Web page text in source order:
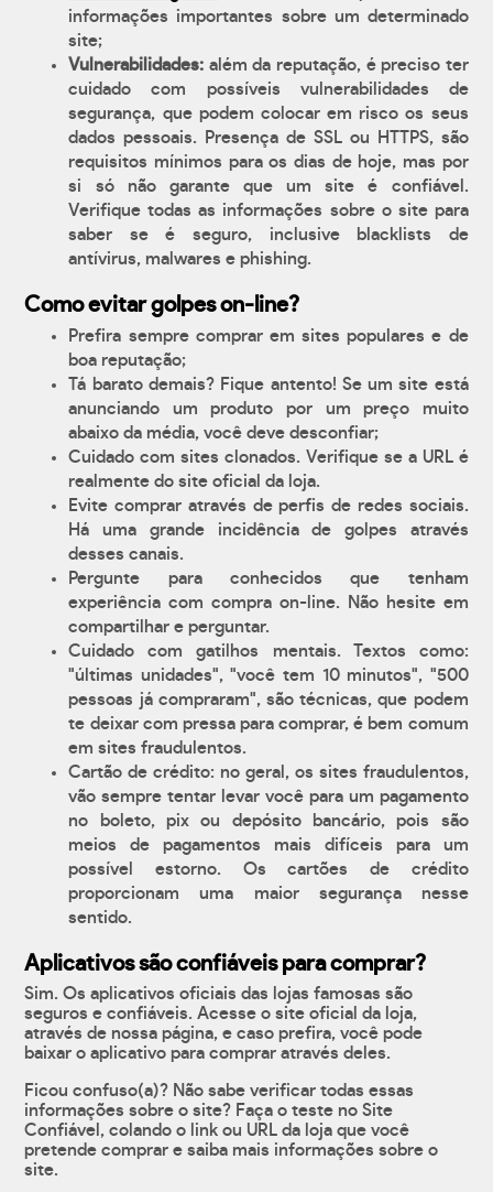
informações importantes sobre um determinado
site;
Vulnerabilidades: além da reputação, é preciso ter
cuidado com possíveis vulnerabilidades de
segurança, que podem colocar em risco os seus
dados pessoais. Presença de SSL ou HTTPS, são
requisitos mínimos para os dias de hoje, mas por
si só não garante que um site é confiável.
Verifique todas as informações sobre o site para
saber se é seguro, inclusive blacklists de
antívirus, malwares e phishing.
Como evitar golpes on-line?
Prefira sempre comprar em sites populares e de
boa reputação;
Tá barato demais? Fique antento! Se um site está
anunciando um produto por um preço muito
abaixo da média, você deve desconfiar;
Cuidado com sites clonados. Verifique se a URL é
realmente do site oficial da loja.
Evite comprar através de perfis de redes sociais.
Há uma grande incidência de golpes através
desses canais.
Pergunte para conhecidos que tenham
experiência com compra on-line. Não hesite em
compartilhar e perguntar.
Cuidado com gatilhos mentais. Textos como:
"últimas unidades", "você tem 10 minutos", "500
pessoas já compraram", são técnicas, que podem
te deixar com pressa para comprar, é bem comum
em sites fraudulentos.
Cartão de crédito: no geral, os sites fraudulentos,
vão sempre tentar levar você para um pagamento
no boleto, pix ou depósito bancário, pois são
meios de pagamentos mais difíceis para um
possível estorno. Os cartões de crédito
proporcionam uma maior segurança nesse
sentido.
Aplicativos são confiáveis para comprar?
Sim. Os aplicativos oficiais das lojas famosas são
seguros e confiáveis. Acesse o site oficial da loja,
através de nossa página, e caso prefira, você pode
baixar o aplicativo para comprar através deles.
Ficou confuso(a)? Não sabe verificar todas essas
informações sobre o site? Faça o teste no Site
Confiável, colando o link ou URL da loja que você
pretende comprar e saiba mais informações sobre o
site.